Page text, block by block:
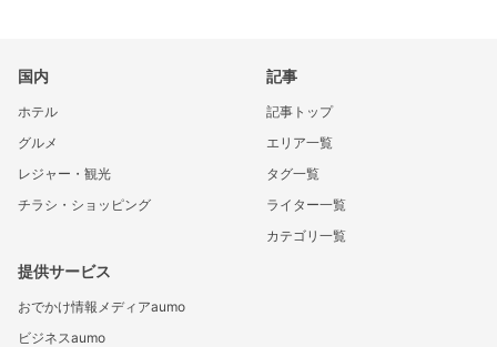
国内
ホテル
グルメ
レジャー・観光
チラシ・ショッピング
記事
記事トップ
エリア一覧
タグ一覧
ライター一覧
カテゴリ一覧
提供サービス
おでかけ情報メディアaumo
ビジネスaumo